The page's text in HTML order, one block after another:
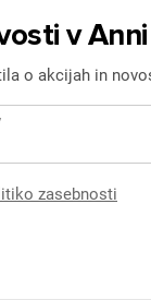
v Anni
o akcijah in
zasebnosti